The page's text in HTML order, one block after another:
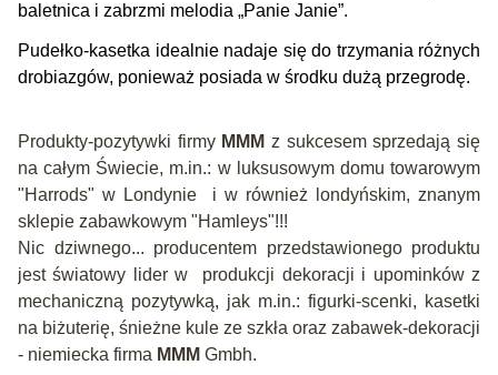
baletnica i zabrzmi melodia „Panie Janie”.
Pudełko-kasetka idealnie nadaje się do trzymania różnych
drobiazgów, ponieważ posiada w środku dużą przegrodę.
Produkty-pozytywki firmy MMM z sukcesem sprzedają się
na całym Świecie, m.in.: w luksusowym domu towarowym
"Harrods" w Londynie i w również londyńskim, znanym
sklepie zabawkowym "Hamleys"!!!
Nic dziwnego... producentem przedstawionego produktu
jest światowy lider w produkcji dekoracji i upominków z
mechaniczną pozytywką, jak m.in.: figurki-scenki, kasetki
na biżuterię, śnieżne kule ze szkła oraz zabawek-dekoracji
- niemiecka firma MMM Gmbh.